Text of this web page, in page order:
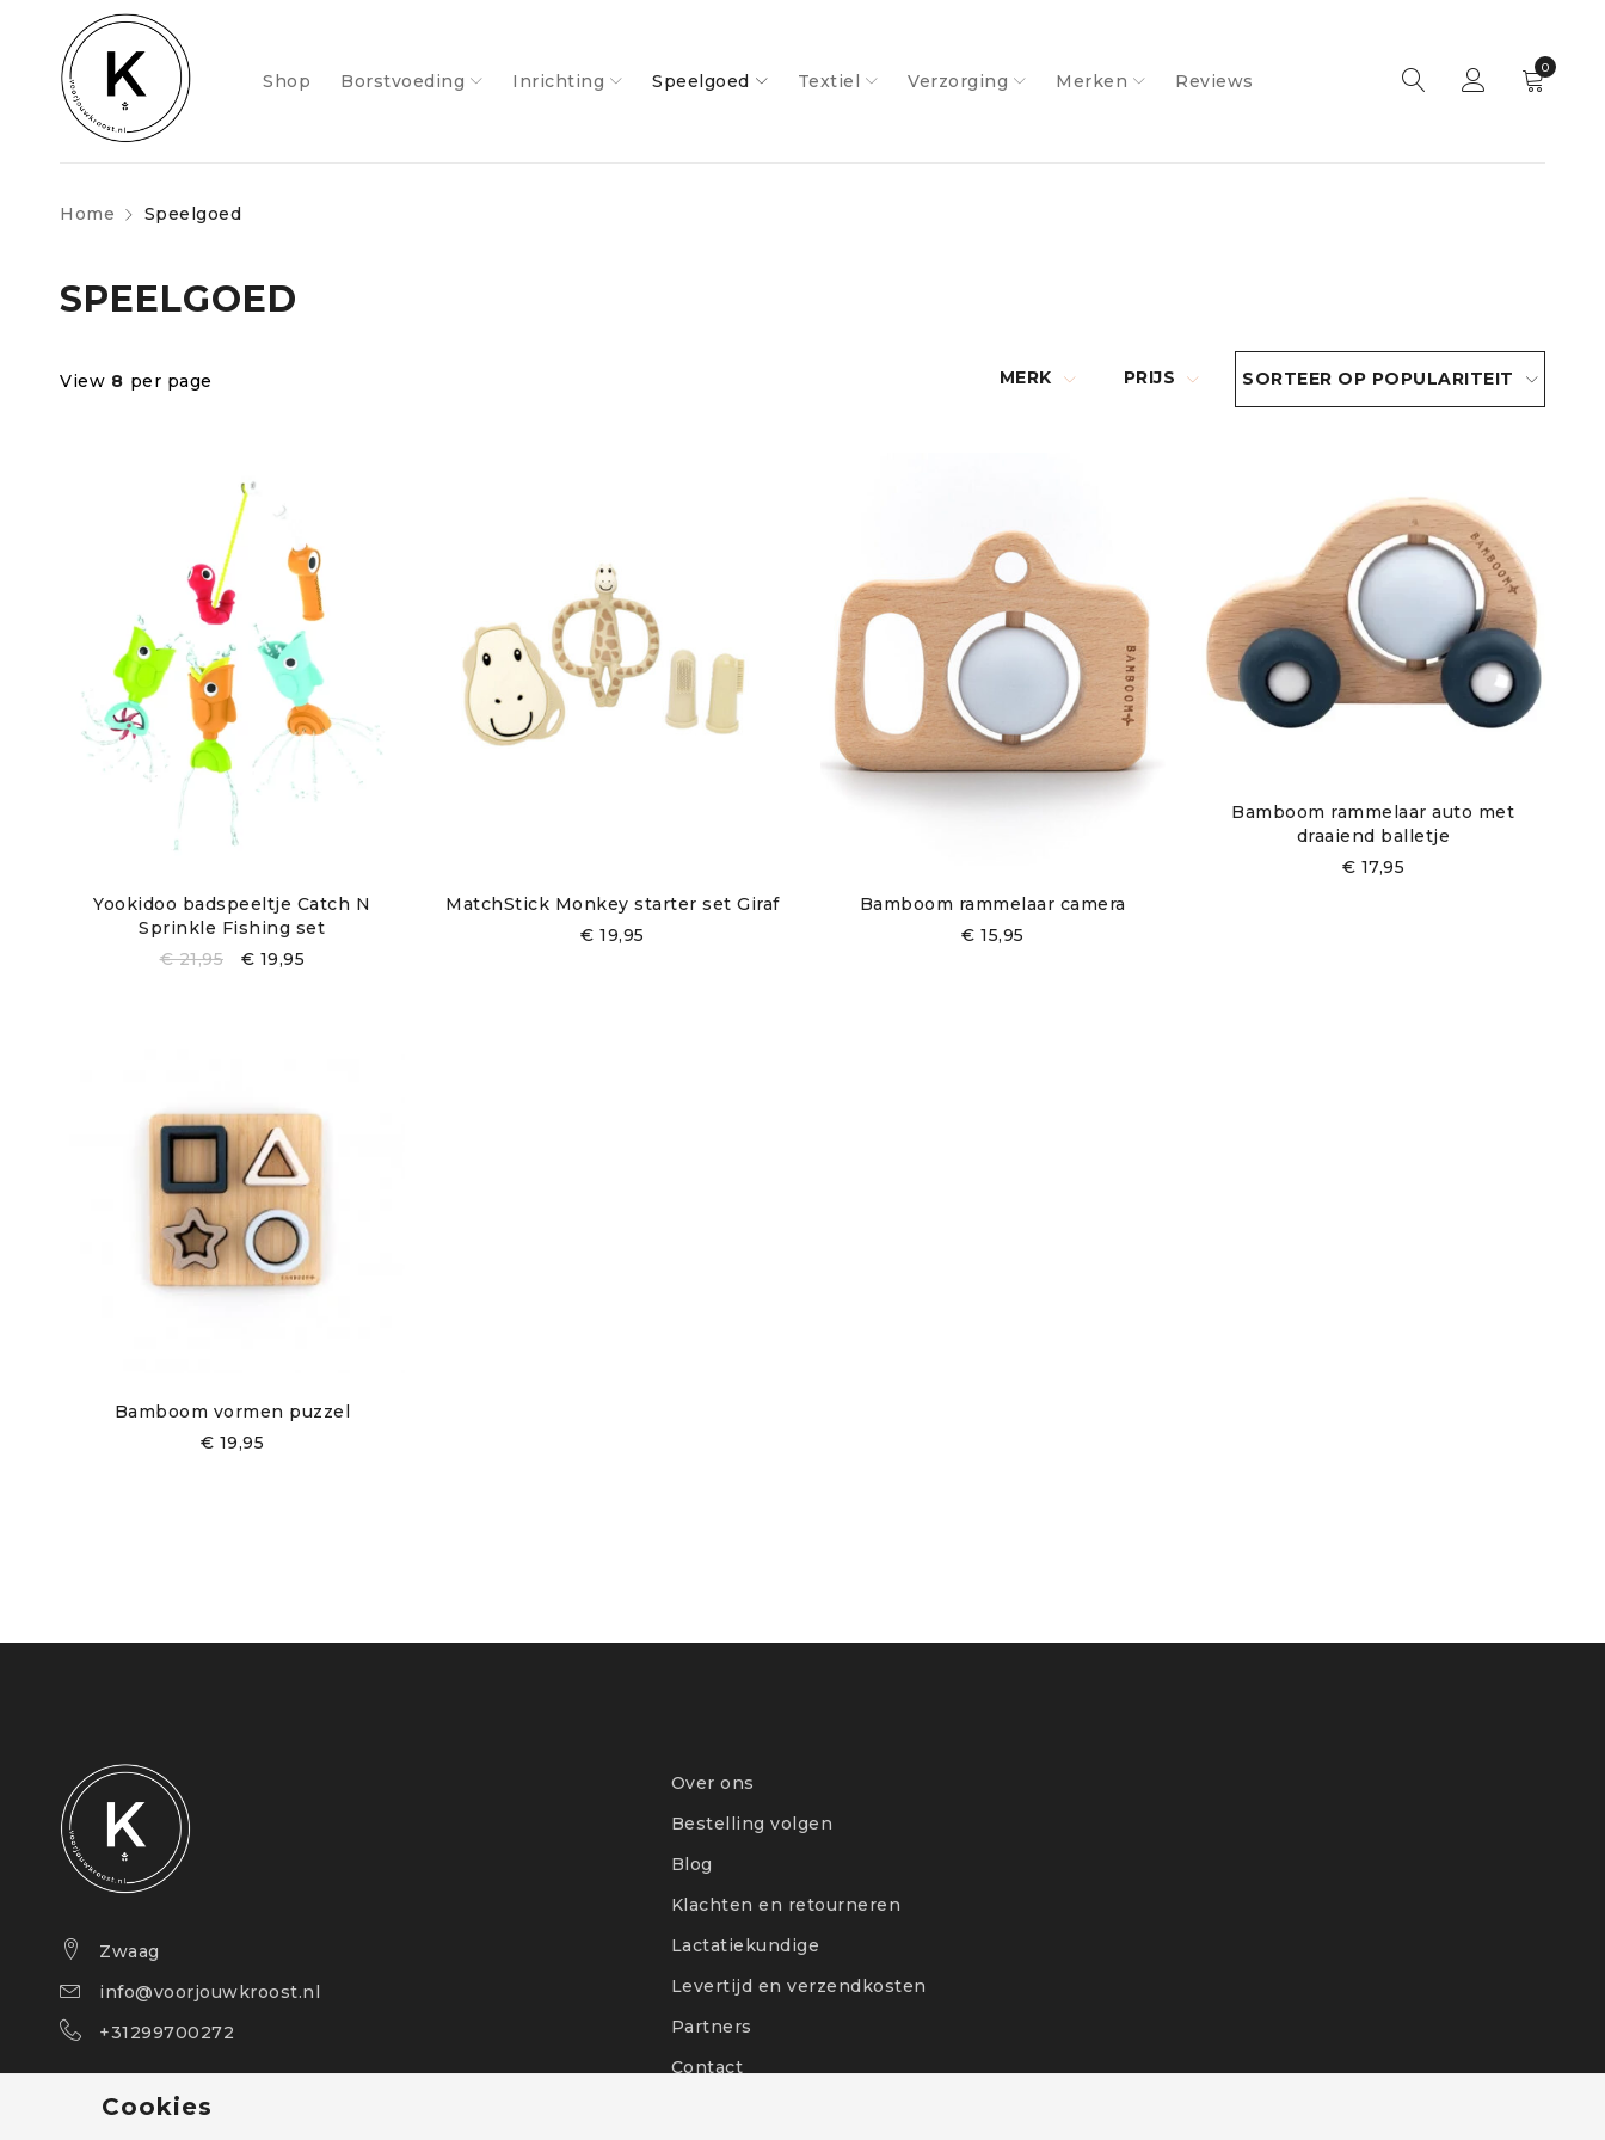
Shop Borstvoeding Inrichting Speelgoed Textiel Verzorging Merken Reviews
0
Home Speelgoed
SPEELGOED
SORTEER OP POPULARITEIT
View 8 per page MERK PRIJS
Yookidoo badspeeltje Catch N
Sprinkle Fishing set
€21,95 € 19,95
MatchStick Monkey starter set Giraf
€ 19,95
Bamboom rammelaar camera
€ 15,95
Bamboom rammelaar auto met
draaiend balletje
€ 17,95
Bamboom vormen puzzel
€ 19,95
Zwaag
info@voorjouwkroost.nl
+31299700272
Over ons
Bestelling volgen
Blog
Klachten en retourneren
Lactatiekundige
Levertijd en verzendkosten
Partners
Contact
Cookies